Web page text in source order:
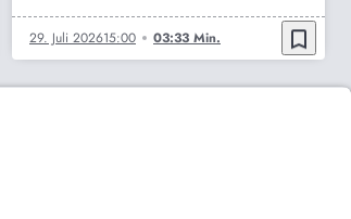
29. Juli 202615:00 03:33 Min. bookmark_border